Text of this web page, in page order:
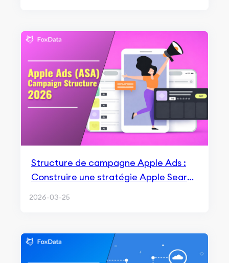
Structure de campagne Apple Ads :
Construire une stratégie Apple Search
2026-03-25